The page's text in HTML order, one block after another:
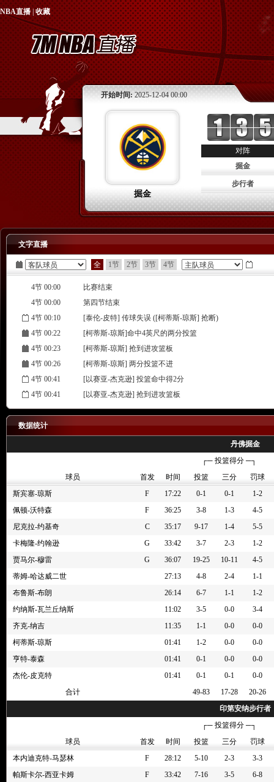
NBA直播|收藏
开始时间: 2025-12-04 00:00
掘金
对阵
掘金
步行者
文字直播
全 1节 2节 3节 4节
4节 00:00
比赛结束
4节 00:00
第四节结束
4节 00:10
[泰伦-皮特] 传球失误 ([柯蒂斯-琼斯] 抢断)
4节 00:22
[柯蒂斯-琼斯]命中4英尺的两分投篮
4节 00:23
[柯蒂斯-琼斯] 抢到进攻篮板
4节 00:26
[柯蒂斯-琼斯] 两分投篮不进
4节 00:41
[以赛亚-杰克逊] 投篮命中得2分
4节 00:41
[以赛亚-杰克逊] 抢到进攻篮板
4节 00:44
[罗宾逊-厄尔]错失23英尺的三分跳投
4节 00:52
[以赛亚-杰克逊] 抢到防守篮板
4节 01:14
[罗宾逊-厄尔] 抢到进攻篮板
4节 01:27
4节 01:41
[布鲁斯-布朗] 替换 [贾马尔-穆雷]
4节 01:41
[杰伦-皮克特] 替换 [卡梅隆-约翰逊]
4节 01:41
[齐克-纳吉] 替换 [尼克拉-约基奇]
4节 01:41
[亨特-泰森] 替换 [蒂姆-哈达威二世]
4节 01:41
[柯蒂斯-琼斯] 替换 [佩顿-沃特森]
4节 01:41
4节 01:46
[佩顿-沃特森] 抢到防守篮板
4节 01:49
[罗宾逊-厄尔]错失24英尺的三分跳投
4节 02:01
4节 02:40
[泰伦-皮特] 抢到防守篮板
4节 02:43
[卡梅隆-约翰逊]错失23英尺的三分跳投
[泰伦-皮特]错失25英尺的三分跳投
4节 03:12
[佩顿-沃特森] 罚球 2投2中
4节 03:12
[伊桑-汤普森] 替换 [帕斯卡尔-西亚卡姆]
数据统计
丹佛掘金
┌─ 投篮得分 ─┐
球员
首发 时间 投篮 三分
罚球
斯宾塞-琼斯
F 17:22 0-1 0-1
1-2
佩顿-沃特森
F 36:25 3-8 1-3
4-5
尼克拉-约基奇
C 35:17 9-17 1-4
5-5
卡梅隆-约翰逊
G 33:42 3-7 2-3
1-2
贾马尔-穆雷
G 36:07 19-25 10-11
4-5
蒂姆-哈达威二世
27:13 4-8 2-4
1-1
布鲁斯-布朗
26:14 6-7 1-1
1-2
约纳斯-瓦兰丘纳斯
11:02 3-5 0-0
3-4
齐克-纳吉
11:35 1-1 0-0
0-0
柯蒂斯-琼斯
01:41 1-2 0-0
0-0
亨特-泰森
01:41 0-1 0-0
0-0
杰伦-皮克特
01:41 0-1 0-1
0-0
合计
49-83 17-28
20-26
印第安纳步行者
┌─ 投篮得分 ─┐
球员
首发 时间 投篮 三分
罚球
本内迪克特-马瑟林
F 28:12 5-10 2-3
3-3
帕斯卡尔-西亚卡姆
F 33:42 7-16 3-5
6-8